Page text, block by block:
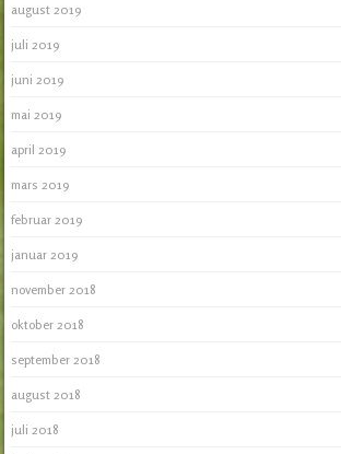
august 2019
juli 2019
juni 2019
mai 2019
april 2019
mars 2019
februar 2019
januar 2019
november 2018
oktober 2018
september 2018
august 2018
juli 2018